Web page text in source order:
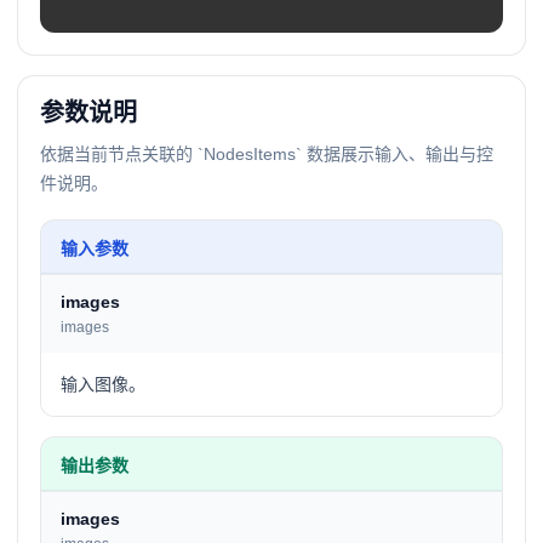
参数说明
依据当前节点关联的 `NodesItems` 数据展示输入、输出与控
件说明。
输入参数
images
images
输入图像。
输出参数
images